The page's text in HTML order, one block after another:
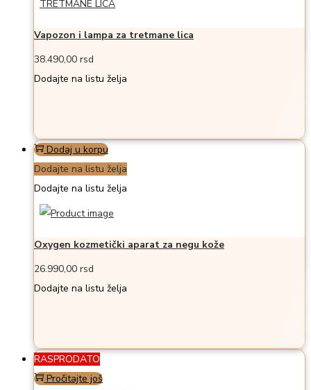
Vapozon i lampa za tretmane lica
38.490,00 rsd
Dodajte na listu želja
Dodaj u korpu
Dodajte na listu želja
Dodajte na listu želja
Oxygen kozmetički aparat za negu kože
26.990,00 rsd
Dodajte na listu želja
RASPRODATO
Pročitajte još